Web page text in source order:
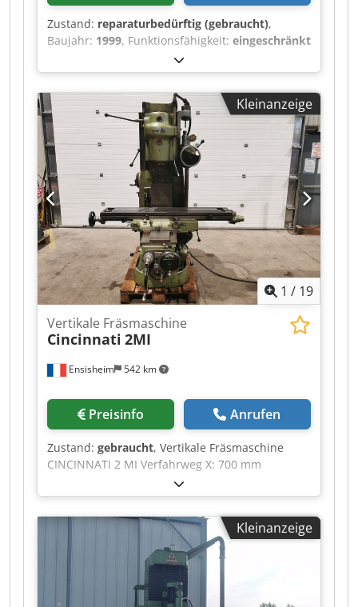
Zustand: reparaturbedürftig (gebraucht),
Baujahr: 1999, Funktionsfähigkeit: eingeschränkt
, Maschinen-/Fahrzeugnummer:
FSS 400 / 20041, Vorschublänge X-Achse:1.120
mm, Vorschublänge Y-Achse:345 mm,
Vorschublänge Z-Achse:400 mm ,
Gesamtgewicht:4.100 kg, Zum Verkauf steht
eine UNITECH Fräsmaschine FSS 400. So, wie auf
den Fotos zu sehen. Dsdjznaqispfx Aclock Die
Maschine ist gebraucht, allerdings ist die
Vorschubkupplung defekt, und müsste erneut
bzw. repariert werden. Als Steuerung wurde
bereits eine Siemens S7 eingebaut.
Werkzeugaufnahme: SK50 Tischgröße: 1600 x
400 mm Die Abholung / Verladung muss vom
Kunden organisiert und bezahlt werden.
Kleinanzeige
1 / 19
Ensisheim 542 km
Vertikale Fräsmaschine
Cincinnati 2MI
Preisinfo Anrufen
Zustand: gebraucht, Vertikale Fräsmaschine
CINCINNATI 2 MI Verfahrweg X: 700 mm
Verfahrweg Y: 250 mm Verfahrweg Z: 330 mm
Spindel: SA 50 Spindeldrehzahl: von 25 bis 1500
U/min Tischgröße: 1380 x 250 mm
Schlittenspindelweg 100 mm Motor 5 CV
Vorschub automatisch X - Y Dodpfozmx T Tex
Acleck Manuelle Kopfabsenkung (automatisch
nicht in Betrieb) Spannung: 380 V Breite: 1800
mm Tiefe: 1800 mm Gesamthöhe: 2000 mm
Kleinanzeige